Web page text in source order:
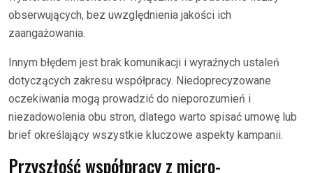
obserwujących, bez uwzględnienia jakości ich
zaangażowania.
Innym błędem jest brak komunikacji i wyraźnych ustaleń
dotyczących zakresu współpracy. Niedoprecyzowane
oczekiwania mogą prowadzić do nieporozumień i
niezadowolenia obu stron, dlatego warto spisać umowę lub
brief określający wszystkie kluczowe aspekty kampanii.
Przyszłość współpracy z micro-